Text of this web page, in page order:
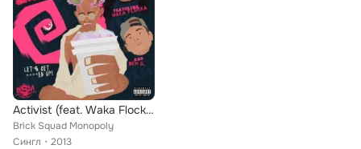
Activist (feat. Waka Flocka Flame & Ben G.)
Brick Squad Monopoly
Сингл
2013